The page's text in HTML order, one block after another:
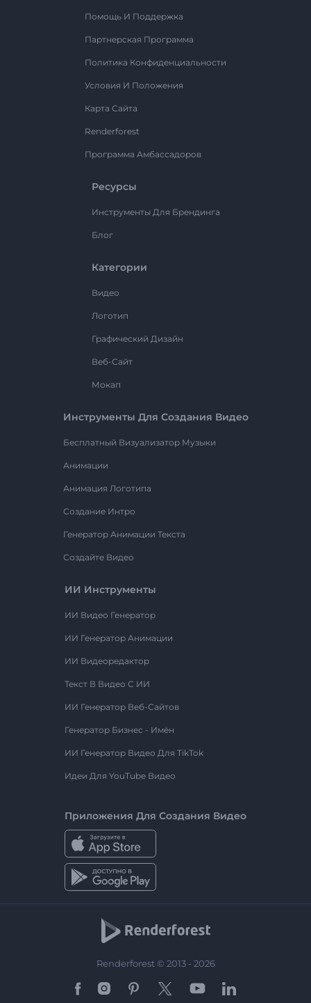
Помощь И Поддержка
Партнерская Программа
Политика Конфиденциальности
Условия И Положения
Карта Сайта
Renderforest
Программа Амбассадоров
Ресурсы
Инструменты Для Брендинга
Блог
Категории
Видео
Логотип
Графический Дизайн
Веб-Сайт
Мокап
Инструменты Для Создания Видео
Бесплатный Визуализатор Музыки
Анимации
Анимация Логотипа
Создание Интро
Генератор Анимации Текста
Создайте Видео
ИИ Инструменты
ИИ Видео Генератор
ИИ Генератор Анимации
ИИ Видеоредактор
Текст В Видео С ИИ
ИИ Генератор Веб-Сайтов
Генератор Бизнес - Имён
ИИ Генератор Видео Для TikTok
Идеи Для YouTube Видео
Приложения Для Создания Видео
Renderforest © 2013 - 2026